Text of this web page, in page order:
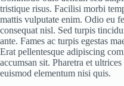
tristique risus. Facilisi morbi
mattis vulputate enim. Odio eu
consequat nisl. Sed turpis
ante. Fames ac turpis egestas
Erat pellentesque adipiscing
accumsan sit. Pharetra et
euismod elementum nisi quis.